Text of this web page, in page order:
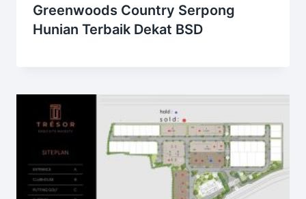
Greenwoods Country Serpong
Hunian Terbaik Dekat BSD